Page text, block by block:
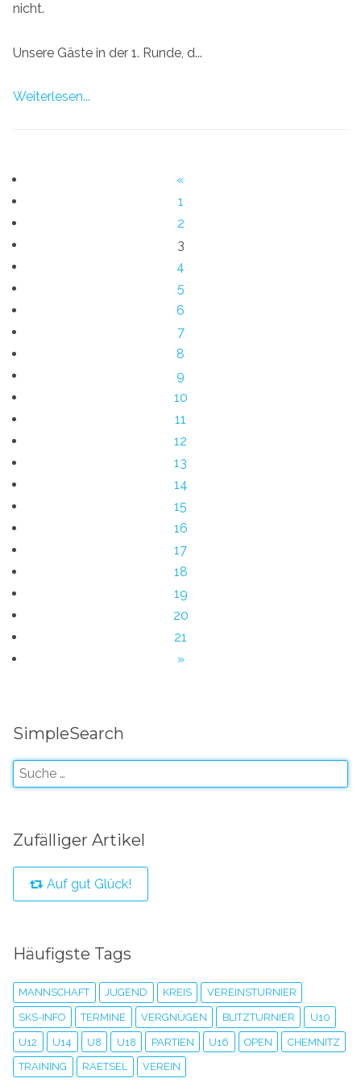
nicht.
Unsere Gäste in der 1. Runde, d...
Weiterlesen...
«
1
2
3
4
5
6
7
8
9
10
11
12
13
14
15
16
17
18
19
20
21
»
SimpleSearch
Zufälliger Artikel
Auf gut Glück!
Häufigste Tags
MANNSCHAFT JUGEND KREIS VEREINSTURNIER
SKS-INFO TERMINE VERGNÜGEN BLITZTURNIER U10
U12 U14 U8 U18 PARTIEN U16 OPEN CHEMNITZ
TRAINING RAETSEL VEREIN